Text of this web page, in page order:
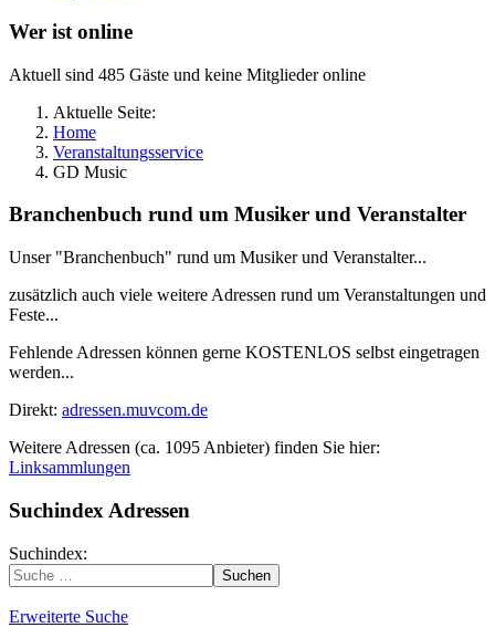
Wer ist online
Aktuell sind 485 Gäste und keine Mitglieder online
Aktuelle Seite:
Home
Veranstaltungsservice
GD Music
Branchenbuch rund um Musiker und Veranstalter
Unser "Branchenbuch" rund um Musiker und Veranstalter...
zusätzlich auch viele weitere Adressen rund um Veranstaltungen und
Feste...
Fehlende Adressen können gerne KOSTENLOS selbst eingetragen
werden...
Direkt: adressen.muvcom.de
Weitere Adressen (ca. 1095 Anbieter) finden Sie hier:
Linksammlungen
Suchindex Adressen
Suchindex:
Suchen
Erweiterte Suche